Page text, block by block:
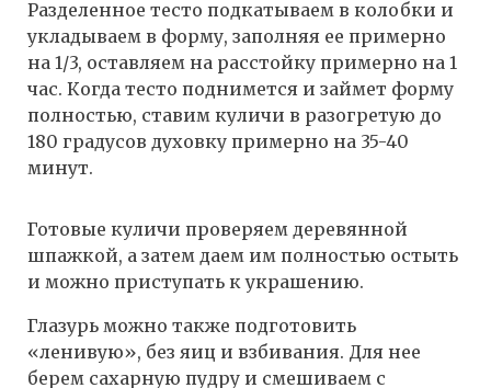
Разделенное тесто подкатываем в колобки и
укладываем в форму, заполняя ее примерно
на 1/3, оставляем на расстойку примерно на 1
час. Когда тесто поднимется и займет форму
полностью, ставим куличи в разогретую до
180 градусов духовку примерно на 35-40
минут.
Готовые куличи проверяем деревянной
шпажкой, а затем даем им полностью остыть
и можно приступать к украшению.
Глазурь можно также подготовить
«ленивую», без яиц и взбивания. Для нее
берем сахарную пудру и смешиваем с